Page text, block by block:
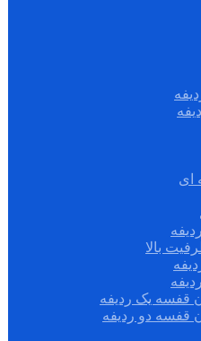
ای
بالا
قفسه یک ردیفه
قفسه دو ردیفه